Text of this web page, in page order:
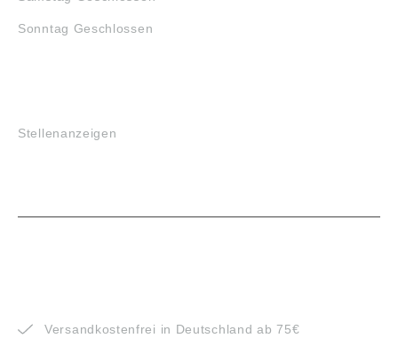
Sonntag Geschlossen
Stellenanzeigen
Versandkostenfrei in Deutschland ab 75€